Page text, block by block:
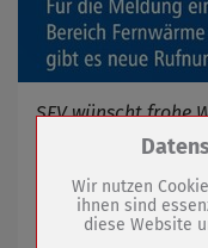
SEV wünscht frohe
ab 01.01.2021
14.12.2020
Zum Betrieb
Name
Wir nutzen
ihnen sind
diese Website